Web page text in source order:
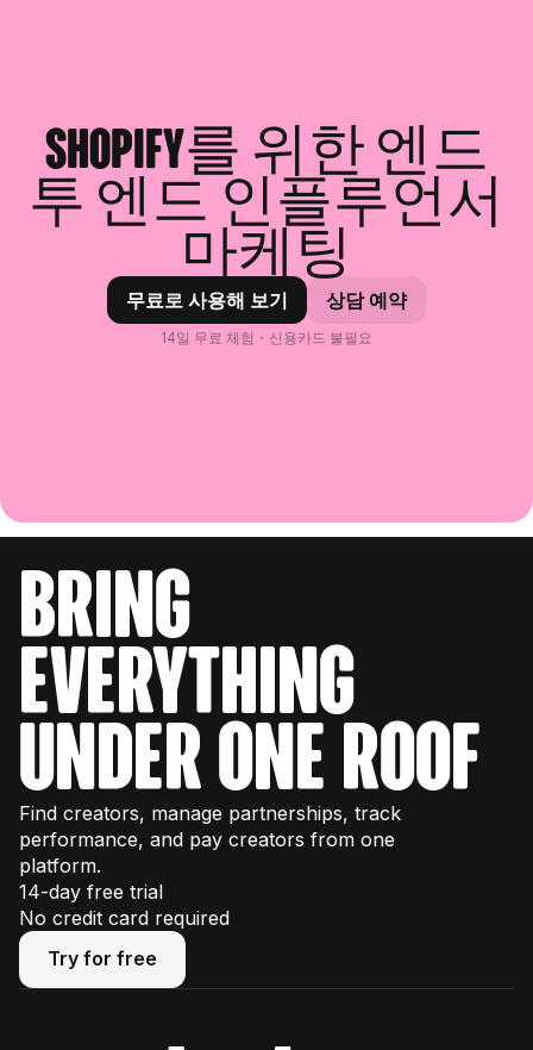
Shopify를 위한 엔드
투 엔드 인플루언서
마케팅
무료로 사용해 보기 상담 예약
14일 무료 체험・신용카드 불필요
bring
everything
under one roof
Find creators, manage partnerships, track
performance, and pay creators from one
platform.
14-day free trial
No credit card required
Try for free
Try for free